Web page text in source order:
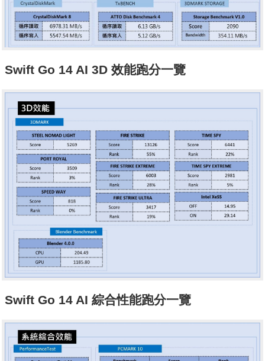
Swift Go 14 AI 3D 效能跑分一覽
Swift Go 14 AI 綜合性能跑分一覽